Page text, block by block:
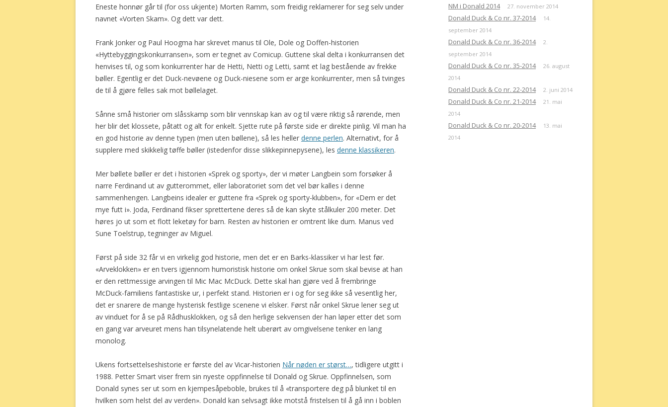
Eneste honnør går til (for oss ukjente) Morten Ramm, som freidig reklamerer for seg selv under
navnet «Vorten Skam». Og dett var dett.
Frank Jonker og Paul Hoogma har skrevet manus til Ole, Dole og Doffen-historien
«Hyttebyggingskonkurransen», som er tegnet av Comicup. Guttene skal delta i konkurransen det
henvises til, og som konkurrenter har de Hetti, Netti og Letti, samt et lag bestående av frekke
bøller. Egentlig er det Duck-nevøene og Duck-niesene som er arge konkurrenter, men så tvinges
de til å gjøre felles sak mot bøllelaget.
Sånne små historier om slåsskamp som blir vennskap kan av og til være riktig så rørende, men
her blir det klossete, påtatt og alt for enkelt. Sjette rute på første side er direkte pinlig. Vil man ha
en god historie av denne typen (men uten bøllene), så les heller denne perlen. Alternativt, for å
supplere med skikkelig tøffe bøller (istedenfor disse slikkepinnepysene), les denne klassikeren.
Mer bøllete bøller er det i historien «Sprek og sporty», der vi møter Langbein som forsøker å
narre Ferdinand ut av gutterommet, eller laboratoriet som det vel bør kalles i denne
sammenhengen. Langbeins idealer er guttene fra «Sprek og sporty-klubben», for «Dem er det
mye futt i». Joda, Ferdinand fikser sprettertene deres så de kan skyte stålkuler 200 meter. Det
høres jo ut som et flott leketøy for barn. Resten av historien er omtrent like dum. Manus ved
Sune Toelstrup, tegninger av Miguel.
Først på side 32 får vi en virkelig god historie, men det er en Barks-klassiker vi har lest før.
«Arveklokken» er en tvers igjennom humoristisk historie om onkel Skrue som skal bevise at han
er den rettmessige arvingen til Mic Mac McDuck. Dette skal han gjøre ved å frembringe
McDuck-familiens fantastiske ur, i perfekt stand. Historien er i og for seg ikke så vesentlig her,
det er snarere de mange hysterisk festlige scenene vi elsker. Først når onkel Skrue lener seg ut
av vinduet for å se på Rådhusklokken, og så den herlige sekvensen der han løper etter det som
en gang var arveuret mens han tilsynelatende helt uberørt av omgivelsene tenker en lang
monolog.
Ukens fortsettelseshistorie er første del av Vicar-historien Når nøden er størst…, tidligere utgitt i
1988. Petter Smart viser frem sin nyeste oppfinnelse til Donald og Skrue. Oppfinnelsen, som
Donald synes ser ut som en kjempesåpeboble, brukes til å «transportere deg på blunket til en
hvilken som helst del av verden». Donald kan selvsagt ikke motstå fristelsen til å gå inn i boblen
NM i Donald 2014 27. november 2014
Donald Duck & Co nr. 37-2014
14.
september 2014
Donald Duck & Co nr. 36-2014
2.
september 2014
Donald Duck & Co nr. 35-2014
26. august
2014
Donald Duck & Co nr. 22-2014 2. juni 2014
Donald Duck & Co nr. 21-2014
21. mai
2014
Donald Duck & Co nr. 20-2014
13. mai
2014